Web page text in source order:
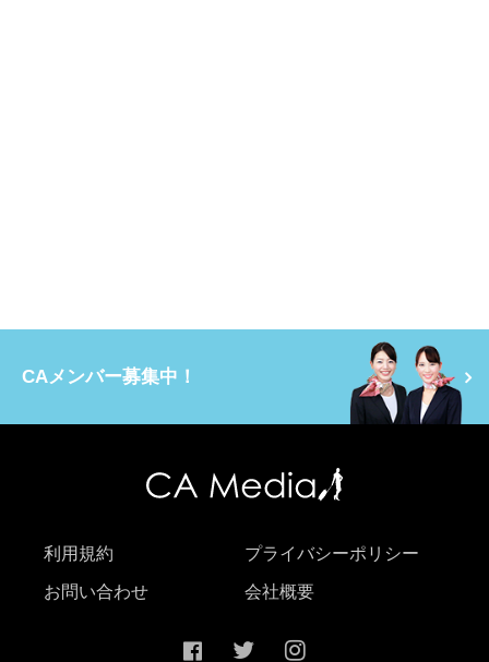
CAメンバー募集中！
利用規約 プライバシーポリシー
お問い合わせ 会社概要